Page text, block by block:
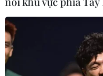
TIN CÙNG
ASC 2026: Tiếp lửa đam
cho thế hệ trẻ Việt Nam